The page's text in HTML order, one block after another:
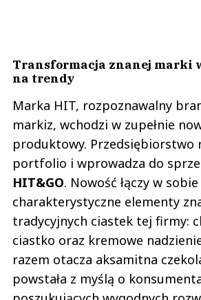
Transformacja znanej marki
na trendy
Marka HIT, rozpoznawalny
markiz, wchodzi w zupełnie
produktowy. Przedsiębiorstwo
portfolio i wprowadza do
HIT&GO. Nowość łączy w sobie
charakterystyczne elementy
tradycyjnych ciastek tej firmy:
ciastko oraz kremowe
razem otacza aksamitna
powstała z myślą o